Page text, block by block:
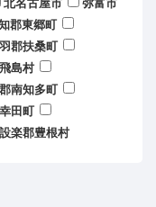
郡東郷町
郡扶桑町
島村
南知多町
田町
楽郡豊根村